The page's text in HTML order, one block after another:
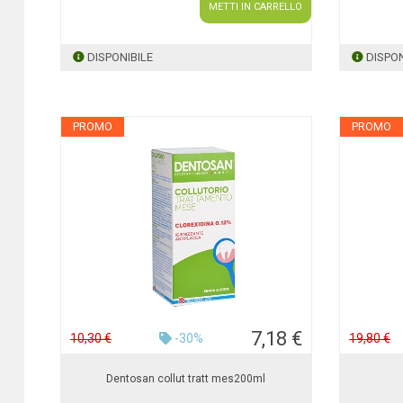
METTI IN CARRELLO
DISPONIBILE
PROMO
10,30 € -30% 7,18 €
Dentosan collut tratt mes200ml
PROMO
19,80 €